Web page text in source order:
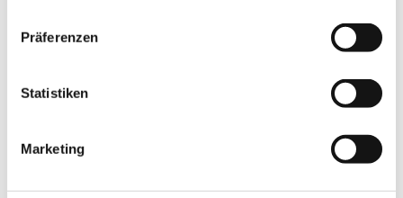
Präferenzen
Statistiken
Marketing
Platten
Vielseitiges und elegantes